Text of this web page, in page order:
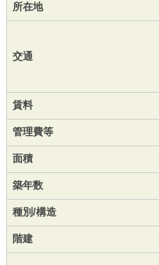
所在地
交通
賃料
管理費等
面積
築年数
種別/構造
階建